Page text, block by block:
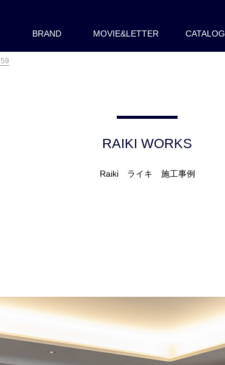
BRAND MOVIE&LETTER CATALOG
RAIKI WORKS
Raiki ライキ 施工事例